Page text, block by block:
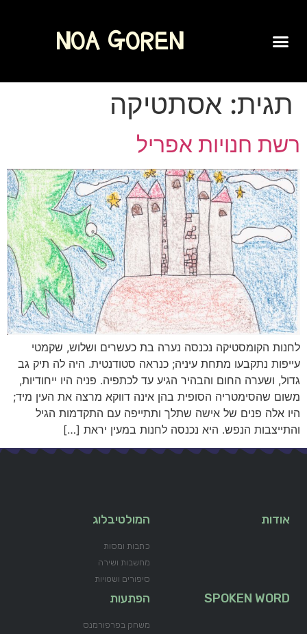
NOA GOREN
תגית: אסתטיקה
רשת חנויות אפריל
לחנות הקומסטיקה נכנסה נערה בת כעשרים ושלוש, שקמטי
עייפות נתקבעו מתחת עיניה; כנראה סטודנטית. היה לה תיק גב
גדול, ושערה החום והבהיר הגיע עד לכתפיה. פניה היו ייחודיות,
משום שהסימטריה הסופית בהן אינה דווקא מרצה את העין מיד;
היו אלה פנים של אישה שתלך ותתייפה עם התקדמות הגיל
והתייצבות הנפש. היא נכנסה לחנות במעין יראת […]
אודות המולטיבלוג
כתבות ומסות
מחשבות ושירה
סיפורים ושטויות
SPOKEN WORD הפתעות
משחק בפרפורמנס